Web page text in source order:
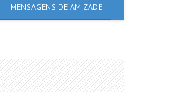
MENSAGENS DE AMIZADE